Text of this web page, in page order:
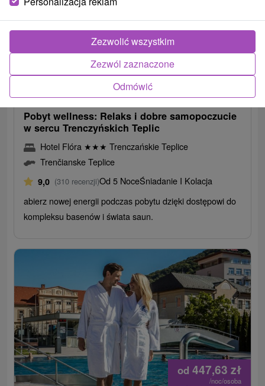
od296,94zł
Pobyt wellness: Relaks i dobre samopoczucie
w sercu Trenczyńskich Teplic
Hotel Flóra ★★★ Trenczańskie Teplice
Trenčianske Teplice
9,0 (310 recenzji)Od 5 NoceŚniadanie I Kolacja
abierz nowej energii podczas pobytu dzięki dostępowi do
kompleksu basenów i świata saun.
od 447,63 zł
/noc/osoba
Odmówić
Zezwól zaznaczone
Zezwolić wszystkim